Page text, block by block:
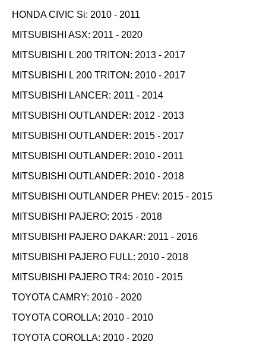
HONDA CIVIC Si: 2010 - 2011
MITSUBISHI ASX: 2011 - 2020
MITSUBISHI L 200 TRITON: 2013 - 2017
MITSUBISHI L 200 TRITON: 2010 - 2017
MITSUBISHI LANCER: 2011 - 2014
MITSUBISHI OUTLANDER: 2012 - 2013
MITSUBISHI OUTLANDER: 2015 - 2017
MITSUBISHI OUTLANDER: 2010 - 2011
MITSUBISHI OUTLANDER: 2010 - 2018
MITSUBISHI OUTLANDER PHEV: 2015 - 2015
MITSUBISHI PAJERO: 2015 - 2018
MITSUBISHI PAJERO DAKAR: 2011 - 2016
MITSUBISHI PAJERO FULL: 2010 - 2018
MITSUBISHI PAJERO TR4: 2010 - 2015
TOYOTA CAMRY: 2010 - 2020
TOYOTA COROLLA: 2010 - 2010
TOYOTA COROLLA: 2010 - 2020